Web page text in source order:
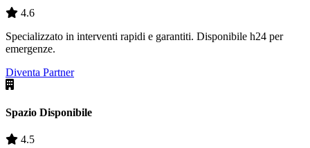
4.6
Specializzato in interventi rapidi e garantiti. Disponibile h24 per
emergenze.
Diventa Partner
Spazio Disponibile
4.5